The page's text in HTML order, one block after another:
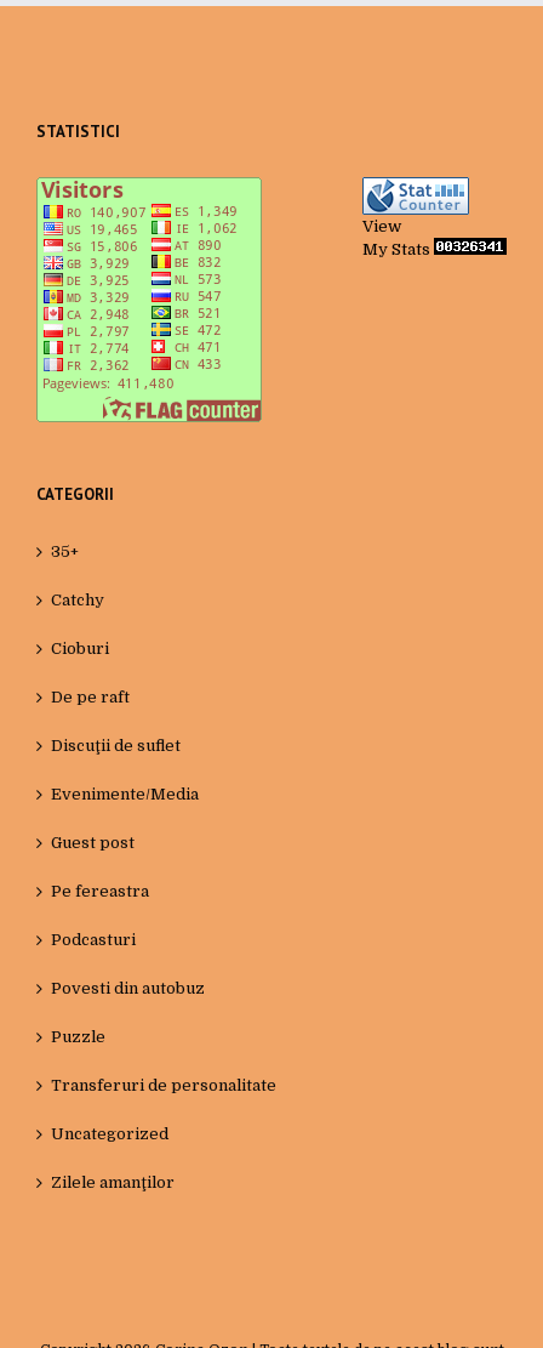
STATISTICI
View
My Stats
CATEGORII
35+
Catchy
Cioburi
De pe raft
Discuţii de suflet
Evenimente/Media
Guest post
Pe fereastra
Podcasturi
Povesti din autobuz
Puzzle
Transferuri de personalitate
Uncategorized
Zilele amanţilor